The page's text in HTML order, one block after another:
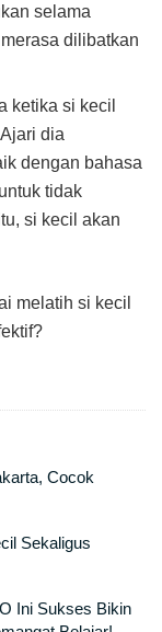
selama
dilibatkan
ketika si kecil
dia
dengan bahasa
tidak
si kecil akan
melatih si kecil
Cocok
Sekaligus
Ini Sukses Bikin